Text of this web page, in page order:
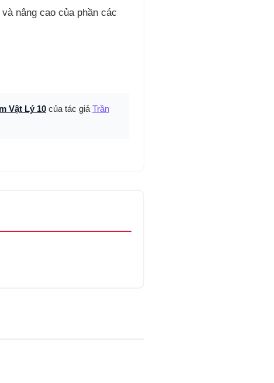
nâng cao của phần các
Vật Lý 10 của tác giả Trần